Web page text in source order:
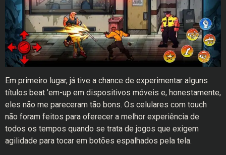
Em primeiro lugar, já tive a chance de experimentar alguns
títulos beat ’em-up em dispositivos móveis e, honestamente,
eles não me pareceram tão bons. Os celulares com touch
não foram feitos para oferecer a melhor experiência de
todos os tempos quando se trata de jogos que exigem
agilidade para tocar em botões espalhados pela tela.